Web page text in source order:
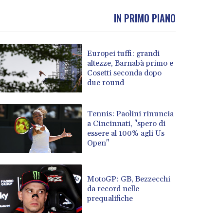
IN PRIMO PIANO
Europei tuffi: grandi
altezze, Barnabà primo e
Cosetti seconda dopo
due round
Tennis: Paolini rinuncia
a Cincinnati, "spero di
essere al 100% agli Us
Open"
MotoGP: GB, Bezzecchi
da record nelle
prequalifiche